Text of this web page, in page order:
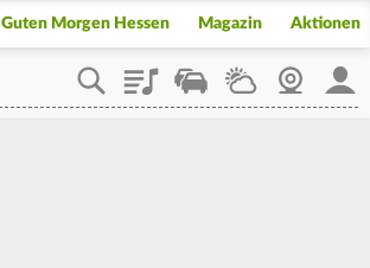
Guten Morgen Hessen Magazin Aktionen
PlaylistStaupilotWetterWebcam